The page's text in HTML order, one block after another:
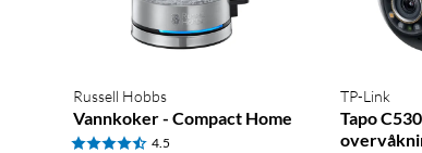
Russell Hobbs
Vannkoker - Compact Home
4.5
TP-Link
Tapo